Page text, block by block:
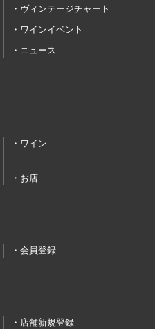
ヴィンテージチャート
ワインイベント
ニュース
ワイン
お店
会員登録
店舗新規登録